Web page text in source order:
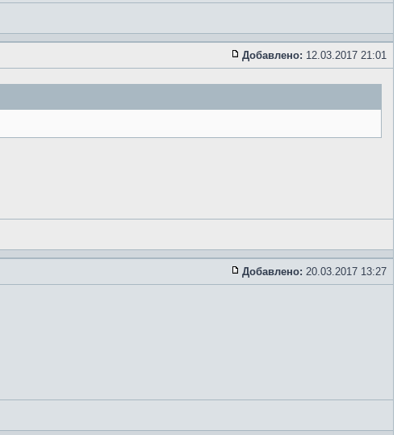
Добавлено: 12.03.2017 21:01
Добавлено: 20.03.2017 13:27